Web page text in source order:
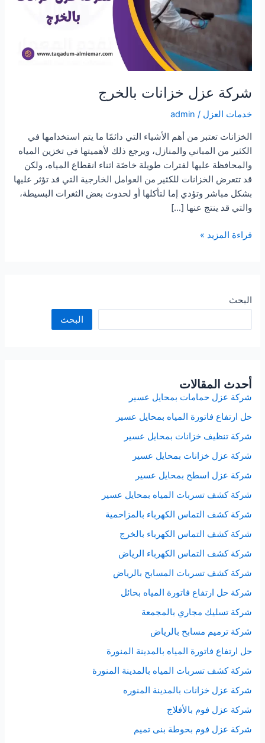
شركة عزل خزانات بالخرج
خدمات العزل /
admin
الخزانات تعتبر من أهم الأشياء التي دائمًا ما يتم استخدامها في
الكثير من المباني والمنازل، ويرجع ذلك لأهميتها في تخزين المياه
والمحافظة عليها لفترات طويلة خاصًة اثناء انقطاع المياه، ولكن
قد تتعرض الخزانات للكثير من العوامل الخارجية التي قد تؤثر عليها
بشكل مباشر وتؤدي إما لتأكلها أو لحدوث بعض الثغرات البسيطة،
والتي قد ينتج عنها […]
شركة
قراءة المزيد »
البحث
البحث
أحدث المقالات
شركة عزل حمامات بمحايل عسير
حل ارتفاع فاتورة المياه بمحايل عسير
شركة تنظيف خزانات بمحايل عسير
شركة عزل خزانات بمحايل عسير
شركة عزل اسطح بمحايل عسير
شركة كشف تسربات المياه بمحايل عسير
شركة كشف التماس الكهرباء بالمزاحمية
شركة كشف التماس الكهرباء بالخرج
شركة كشف التماس الكهرباء الرياض
شركة كشف تسربات المسابح بالرياض
شركة حل ارتفاع فاتورة المياه بحائل
شركة تسليك مجاري بالمجمعة
شركة ترميم مسابح بالرياض
حل ارتفاع فاتورة المياه بالمدينة المنورة
شركة كشف تسربات المياه بالمدينة المنورة
شركة عزل خزانات بالمدينة المنوره
شركة عزل فوم بالأفلاج
شركة عزل فوم بحوطة بنى تميم